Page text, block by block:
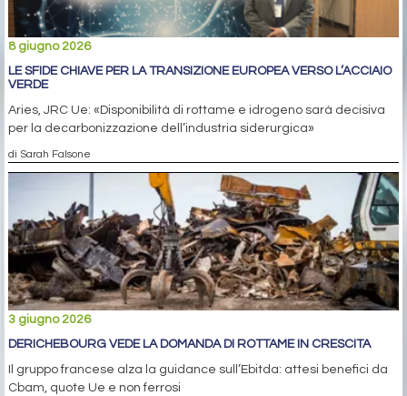
8 giugno 2026
LE SFIDE CHIAVE PER LA TRANSIZIONE EUROPEA VERSO L’ACCIAIO
VERDE
Aries, JRC Ue: «Disponibilità di rottame e idrogeno sarà decisiva
per la decarbonizzazione dell’industria siderurgica»
di Sarah Falsone
3 giugno 2026
DERICHEBOURG VEDE LA DOMANDA DI ROTTAME IN CRESCITA
Il gruppo francese alza la guidance sull’Ebitda: attesi benefici da
Cbam, quote Ue e non ferrosi